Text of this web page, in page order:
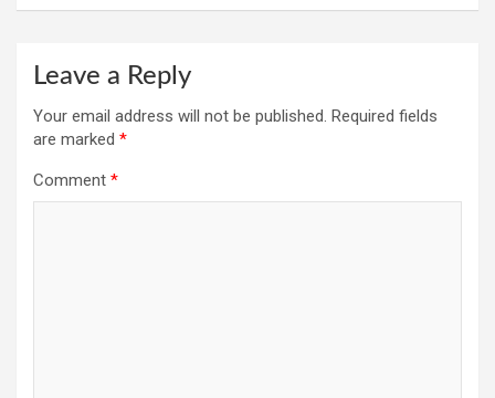
Leave a Reply
Your email address will not be published. Required fields
are marked *
Comment *